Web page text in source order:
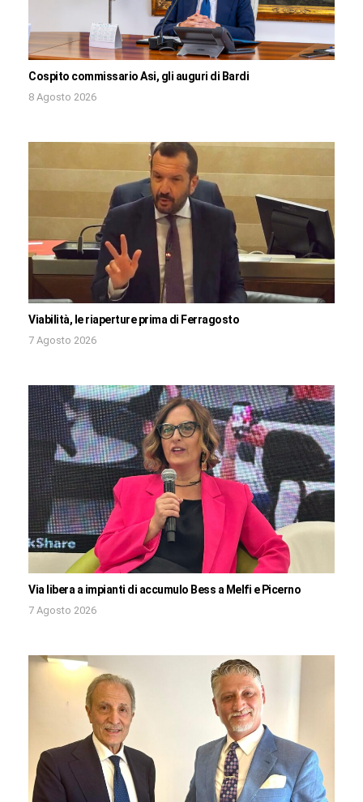
Cospito commissario Asi, gli auguri di Bardi
8 Agosto 2026
Viabilità, le riaperture prima di Ferragosto
7 Agosto 2026
Via libera a impianti di accumulo Bess a Melfi e Picerno
7 Agosto 2026